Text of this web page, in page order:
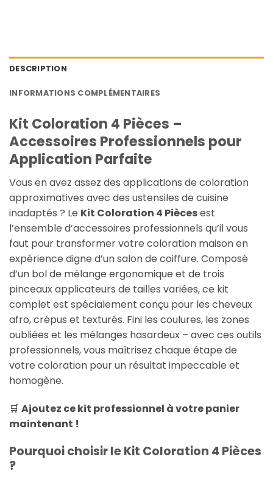
DESCRIPTION
INFORMATIONS COMPLÉMENTAIRES
Kit Coloration 4 Pièces –
Accessoires Professionnels pour
Application Parfaite
Vous en avez assez des applications de coloration
approximatives avec des ustensiles de cuisine
inadaptés ? Le Kit Coloration 4 Piècesest
l’ensemble d’accessoires professionnels qu’il vous
faut pour transformer votre coloration maison en
expérience digne d’un salon de coiffure. Composé
d’un bol de mélange ergonomique et de trois
pinceaux applicateurs de tailles variées, ce kit
complet est spécialement conçu pour les cheveux
afro, crépus et texturés. Fini les coulures, les zones
oubliées et les mélanges hasardeux – avec ces outils
professionnels, vous maîtrisez chaque étape de
votre coloration pour un résultat impeccable et
homogène.
🛒 Ajoutez ce kit professionnel à votre panier
maintenant !
Pourquoi choisir le Kit Coloration 4 Pièces
?